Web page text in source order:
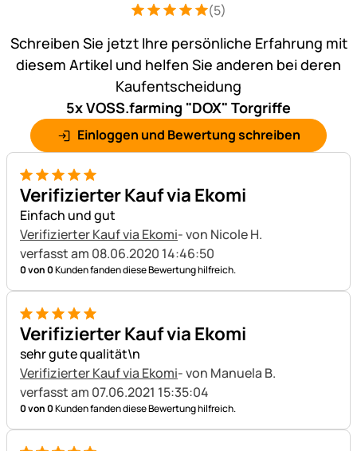
Bewertung: 5 von 5 (5 Bewertungen)
5 Bewertungen
(5)
Schreiben Sie jetzt Ihre persönliche Erfahrung mit
diesem Artikel und helfen Sie anderen bei deren
Kaufentscheidung
5x VOSS.farming "DOX" Torgriffe
Einloggen und Bewertung schreiben
5 von 5
Verifizierter Kauf via Ekomi
Einfach und gut
Verifizierter Kauf via Ekomi- von Nicole H.
verfasst am 08.06.2020 14:46:50
0 von 0Kunden fanden diese Bewertung hilfreich.
5 von 5
Verifizierter Kauf via Ekomi
sehr gute qualität\n
Verifizierter Kauf via Ekomi- von Manuela B.
verfasst am 07.06.2021 15:35:04
0 von 0Kunden fanden diese Bewertung hilfreich.